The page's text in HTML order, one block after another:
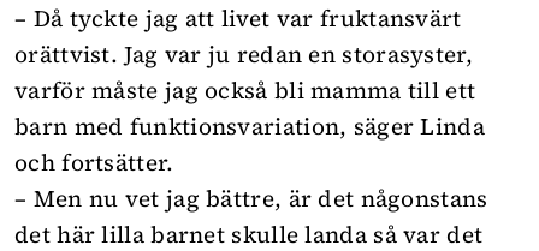
– Då tyckte jag att livet var fruktansvärt
orättvist. Jag var ju redan en storasyster,
varför måste jag också bli mamma till ett
barn med funktionsvariation, säger Linda
och fortsätter.
– Men nu vet jag bättre, är det någonstans
det här lilla barnet skulle landa så var det